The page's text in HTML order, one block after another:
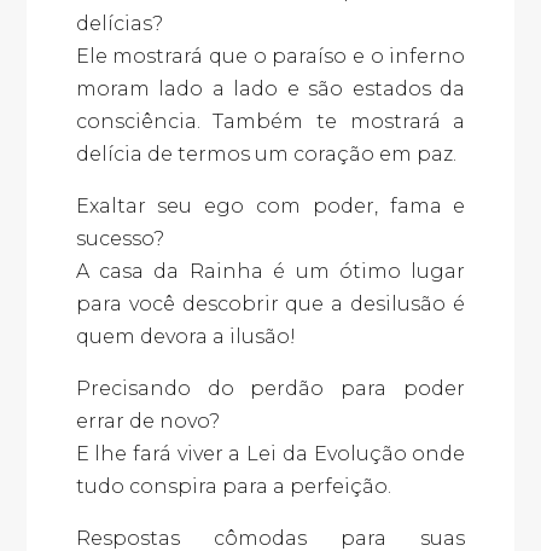
delícias?
Ele mostrará que o paraíso e o inferno
moram lado a lado e são estados da
consciência. Também te mostrará a
delícia de termos um coração em paz.
Exaltar seu ego com poder, fama e
sucesso?
A casa da Rainha é um ótimo lugar
para você descobrir que a desilusão é
quem devora a ilusão!
Precisando do perdão para poder
errar de novo?
E lhe fará viver a Lei da Evolução onde
tudo conspira para a perfeição.
Respostas cômodas para suas